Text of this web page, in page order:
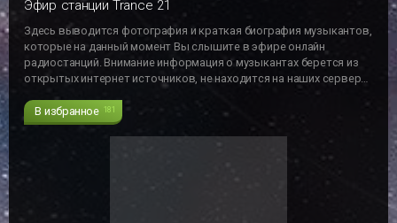
Эфир станции Trance 21
Здесь выводится фотография и краткая биография музыкантов,
которые на данный момент Вы слышите в эфире онлайн
радиостанций. Внимание информация о музыкантах берется из
открытых интернет источников, не находится на наших серверах
В избранное 181